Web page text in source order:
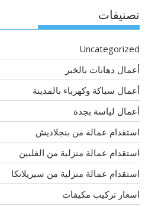
تصنيفات
Uncategorized
أعمال دهانات بالخبر
أعمال سباكة وكهرباء بالمدينة
أعمال لياسة بجدة
استقدام عمالة من بنجلاديش
استقدام عمالة منزلية من الفلبين
استقدام عمالة منزلية من سيريلانكا
اسعار تركيب مكيفات